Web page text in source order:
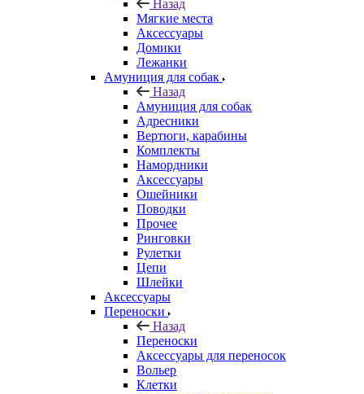
Назад
Мягкие места
Аксессуары
Домики
Лежанки
Амуниция для собак
Назад
Амуниция для собак
Адресники
Вертюги, карабины
Комплекты
Намордники
Аксессуары
Ошейники
Поводки
Прочее
Ринговки
Рулетки
Цепи
Шлейки
Аксессуары
Переноски
Назад
Переноски
Аксессуары для переносок
Вольер
Клетки